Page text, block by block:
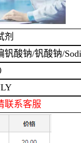
剂
钒酸钠/钒酸钠/
联系客服